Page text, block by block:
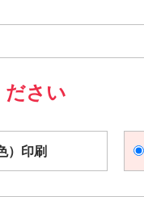
ださい
）印刷